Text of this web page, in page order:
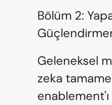
Bölüm 2:
Geleneksel
zeka